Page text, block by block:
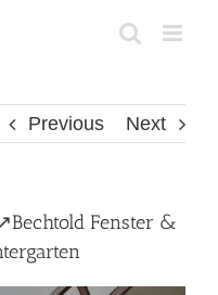
Previous Next
Fenster &